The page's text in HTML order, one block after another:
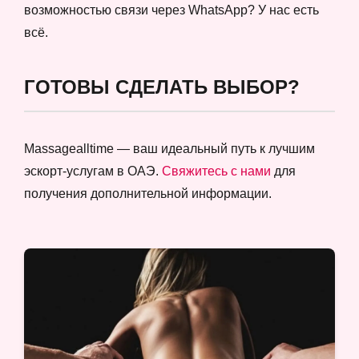
возможностью связи через WhatsApp? У нас есть
всё.
ГОТОВЫ СДЕЛАТЬ ВЫБОР?
Massagealltime — ваш идеальный путь к лучшим
эскорт-услугам в ОАЭ. Свяжитесь с нами для
получения дополнительной информации.